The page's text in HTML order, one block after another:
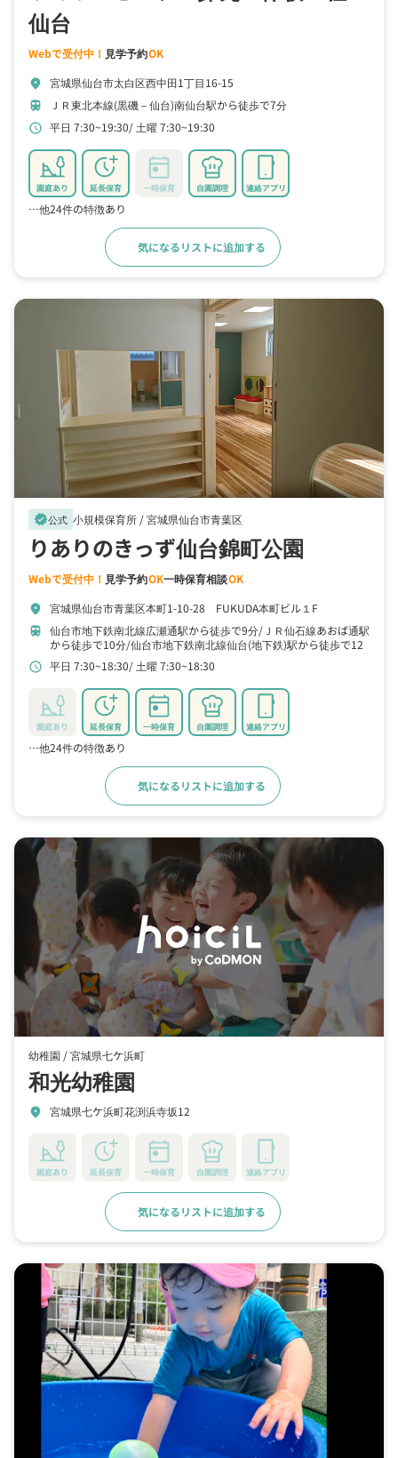
仙台
Webで受付中！ 見学予約OK
location_on 宮城県仙台市太白区西中田1丁目16-15
train ＪＲ東北本線(黒磯－仙台)南仙台駅から徒歩で7分
schedule 平日 7:30~19:30 土曜 7:30~19:30
園庭あり 延長保育 一時保育 自園調理 連絡アプリ
…他24件の特徴あり
気になるリストに追加する
verified公式 小規模保育所 /宮城県仙台市青葉区
りありのきっず仙台錦町公園
Webで受付中！ 見学予約OK一時保育相談OK
location_on 宮城県仙台市青葉区本町1-10-28 FUKUDA本町ビル１F
train 仙台市地下鉄南北線広瀬通駅から徒歩で9分
ＪＲ仙石線あおば通駅
から徒歩で10分 仙台市地下鉄南北線仙台(地下鉄)駅から徒歩で12
分
schedule 平日 7:30~18:30 土曜 7:30~18:30
園庭あり 延長保育 一時保育 自園調理 連絡アプリ
…他24件の特徴あり
気になるリストに追加する
幼稚園 /宮城県七ケ浜町
和光幼稚園
location_on 宮城県七ケ浜町花渕浜寺坂12
園庭あり 延長保育 一時保育 自園調理 連絡アプリ
気になるリストに追加する